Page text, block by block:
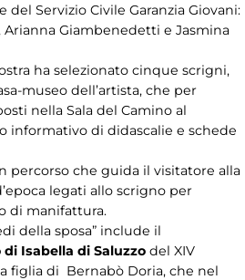
Servizio Civile Garanzia Giovani:
Arianna Giambenedetti e Jasmina
ha selezionato cinque scrigni,
museo dell’artista, che per
nella Sala del Camino al
informativo di didascalie e schede
percorso che guida il visitatore alla
legati allo scrigno per
di manifattura.
della sposa” include il
Isabella di Saluzzo del XIV
figlia di Bernabò Doria, che nel